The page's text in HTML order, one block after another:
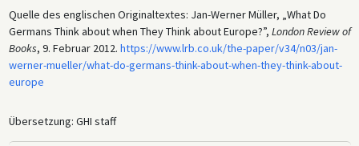
Quelle des englischen Originaltextes: Jan-Werner Müller, „What Do
Germans Think about when They Think about Europe?”, London Review of
Books, 9. Februar 2012. https://www.lrb.co.uk/the-paper/v34/n03/jan-
werner-mueller/what-do-germans-think-about-when-they-think-about-
europe
Übersetzung: GHI staff